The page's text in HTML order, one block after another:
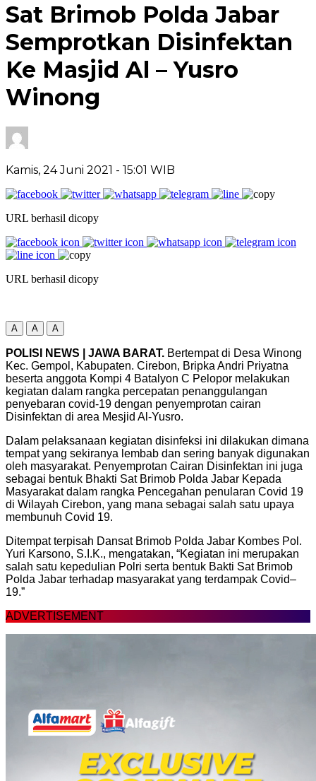
Sat Brimob Polda Jabar
Semprotkan Disinfektan
Ke Masjid Al – Yusro
Winong
Kamis, 24 Juni 2021 - 15:01 WIB
URL berhasil dicopy
URL berhasil dicopy
A A A
POLISI NEWS | JAWA BARAT. Bertempat di Desa Winong
Kec. Gempol, Kabupaten. Cirebon, Bripka Andri Priyatna
beserta anggota Kompi 4 Batalyon C Pelopor melakukan
kegiatan dalam rangka percepatan penanggulangan
penyebaran covid-19 dengan penyemprotan cairan
Disinfektan di area Mesjid Al-Yusro.
Dalam pelaksanaan kegiatan disinfeksi ini dilakukan dimana
tempat yang sekiranya lembab dan sering banyak digunakan
oleh masyarakat. Penyemprotan Cairan Disinfektan ini juga
sebagai bentuk Bhakti Sat Brimob Polda Jabar Kepada
Masyarakat dalam rangka Pencegahan penularan Covid 19
di Wilayah Cirebon, yang mana sebagai salah satu upaya
membunuh Covid 19.
Ditempat terpisah Dansat Brimob Polda Jabar Kombes Pol.
Yuri Karsono, S.I.K., mengatakan, “Kegiatan ini merupakan
salah satu kepedulian Polri serta bentuk Bakti Sat Brimob
Polda Jabar terhadap masyarakat yang terdampak Covid–
19.”
ADVERTISEMENT